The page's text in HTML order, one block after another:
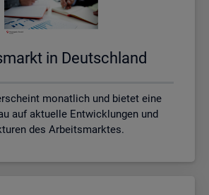
in Deutsch­land
monatlich und bietet eine
auf aktuelle Entwicklungen und
des Arbeitsmarktes.